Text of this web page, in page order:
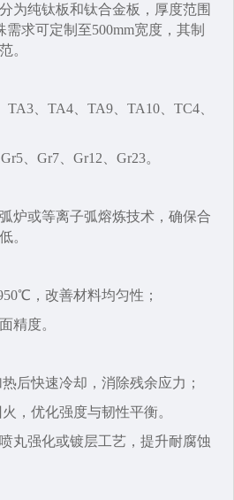
为‌纯钛板‌和‌钛合金板‌，厚度范围
需求可定制至500mm宽度，其制
。
、TA4、TA9、TA10、TC4、
、Gr7、Gr12、Gr23。
炉或等离子弧熔炼技术，确保合
。
，改善材料均匀性；
精度。
后快速冷却，消除残余应力；
，优化强度与韧性平衡。
丸强化或镀层工艺，提升耐腐蚀